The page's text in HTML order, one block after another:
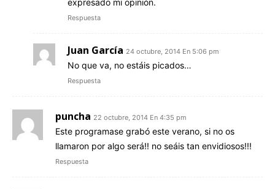
Respuesta
Juan García 24 octubre, 2014 En 5:06 pm
No que va, no estáis picados…
Respuesta
puncha 22 octubre, 2014 En 4:35 pm
Este programase grabó este verano, si no os
llamaron por algo será!! no seáis tan envidiosos!!!
Respuesta